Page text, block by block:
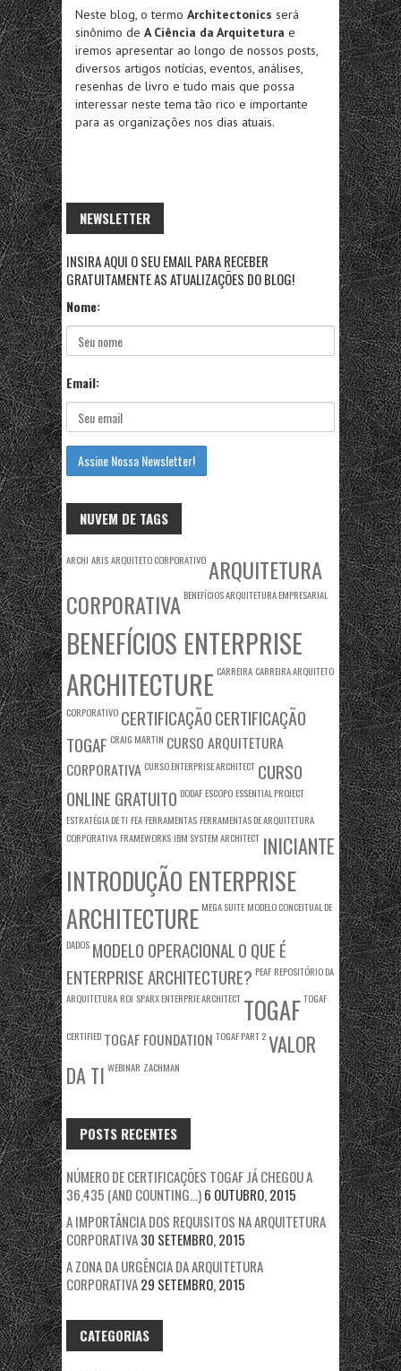
Neste blog, o termo Architectonics será
sinônimo de A Ciência da Arquitetura e
iremos apresentar ao longo de nossos posts,
diversos artigos notícias, eventos, análises,
resenhas de livro e tudo mais que possa
interessar neste tema tão rico e importante
para as organizações nos dias atuais.
NEWSLETTER
INSIRA AQUI O SEU EMAIL PARA RECEBER
GRATUITAMENTE AS ATUALIZAÇÕES DO BLOG!
Nome:
Email:
NUVEM DE TAGS
ARCHI ARISARQUITETO CORPORATIVOARQUITETURA
CORPORATIVA BENEFÍCIOS ARQUITETURA EMPRESARIAL
BENEFÍCIOS ENTERPRISE
ARCHITECTURE CARREIRA CARREIRA ARQUITETO
CORPORATIVO CERTIFICAÇÃOCERTIFICAÇÃO
TOGAF CRAIG MARTIN CURSO ARQUITETURA
CORPORATIVA CURSO ENTERPRISE ARCHITECT CURSO
ONLINE GRATUITO DODAF ESCOPO ESSENTIAL PROJECT
ESTRATÉGIA DE TI FEA FERRAMENTAS FERRAMENTAS DE ARQUITETURA
CORPORATIVA FRAMEWORKS IBM SYSTEM ARCHITECT INICIANTE
INTRODUÇÃO ENTERPRISE
ARCHITECTURE MEGA SUITE MODELO CONCEITUAL DE
DADOS MODELO OPERACIONALO QUE É
ENTERPRISE ARCHITECTURE? PEAF REPOSITÓRIO DA
ARQUITETURA ROI SPARX ENTERPRIE ARCHITECT TOGAFTOGAF
CERTIFIED TOGAF FOUNDATION TOGAF PART 2VALOR
DA TI WEBINAR ZACHMAN
POSTS RECENTES
NÚMERO DE CERTIFICAÇÕES TOGAF JÁ CHEGOU A
36,435 (AND COUNTING…)6 OUTUBRO, 2015
A IMPORTÂNCIA DOS REQUISITOS NA ARQUITETURA
CORPORATIVA30 SETEMBRO, 2015
A ZONA DA URGÊNCIA DA ARQUITETURA
CORPORATIVA29 SETEMBRO, 2015
CATEGORIAS